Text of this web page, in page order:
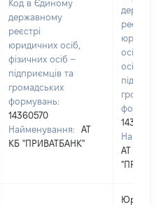
Код в Єдиному
державному
реєстрі
юридичних осіб,
фізичних осіб –
підприємців та
громадських
формувань:
14360570
Найменування:
АТ
КБ "ПРИВАТБАНК"
реєстрі
осіб,
осіб –
14360570
АТ КБ